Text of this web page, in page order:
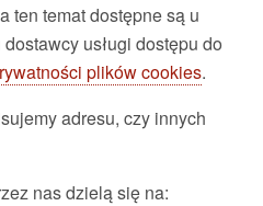
ten temat dostępne są u
usługi dostępu do
plików cookies.
adresu, czy innych
nas dzielą się na: